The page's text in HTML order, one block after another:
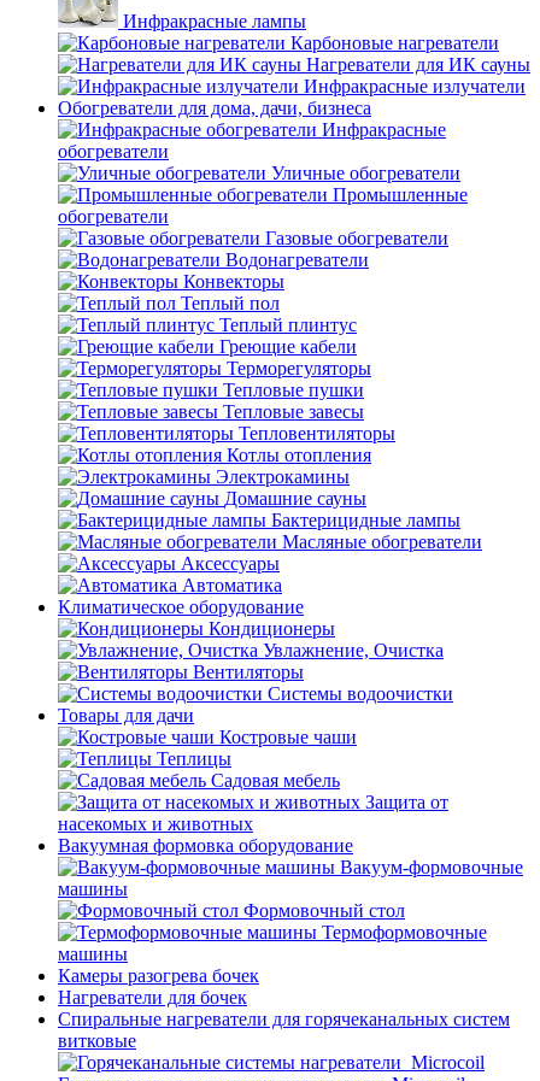
Инфракрасные лампы
Карбоновые нагреватели
Нагреватели для ИК сауны
Инфракрасные излучатели
Обогреватели для дома, дачи, бизнеса
Инфракрасные
обогреватели
Уличные обогреватели
Промышленные
обогреватели
Газовые обогреватели
Водонагреватели
Конвекторы
Теплый пол
Теплый плинтус
Греющие кабели
Терморегуляторы
Тепловые пушки
Тепловые завесы
Тепловентиляторы
Котлы отопления
Электрокамины
Домашние сауны
Бактерицидные лампы
Масляные обогреватели
Аксессуары
Автоматика
Климатическое оборудование
Кондиционеры
Увлажнение, Очистка
Вентиляторы
Системы водоочистки
Товары для дачи
Костровые чаши
Теплицы
Садовая мебель
Защита от
насекомых и животных
Вакуумная формовка оборудование
Вакуум-формовочные
машины
Формовочный стол
Термоформовочные
машины
Камеры разогрева бочек
Нагреватели для бочек
Спиральные нагреватели для горячеканальных систем
витковые